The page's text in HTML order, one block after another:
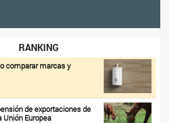
RANKING
comparar marcas y
de exportaciones de
Unión Europea